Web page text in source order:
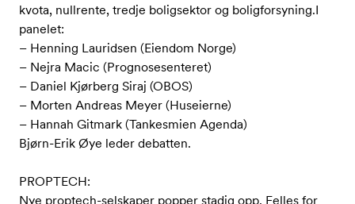
kvota, nullrente, tredje boligsektor og boligforsyning.I
panelet:
– Henning Lauridsen (Eiendom Norge)
– Nejra Macic (Prognosesenteret)
– Daniel Kjørberg Siraj (OBOS)
– Morten Andreas Meyer (Huseierne)
– Hannah Gitmark (Tankesmien Agenda)
Bjørn-Erik Øye leder debatten.
PROPTECH:
Nye proptech-selskaper popper stadig opp. Felles for